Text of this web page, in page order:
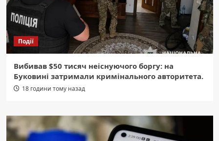
Події
Вибивав $50 тисяч неіснуючого боргу: на
Буковині затримали кримінального авторитета.
18 години тому назад